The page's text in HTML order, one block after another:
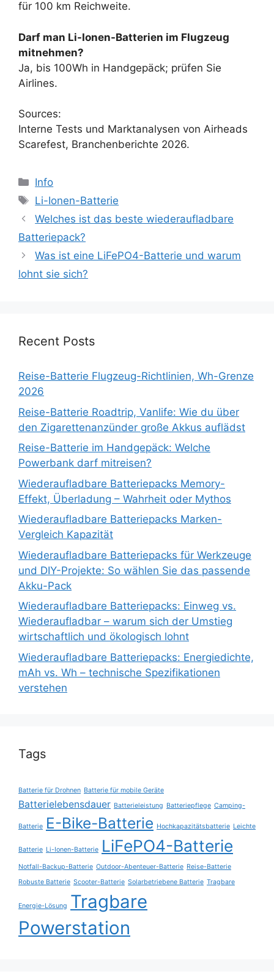
für 100 km Reichweite.
Darf man Li-Ionen-Batterien im Flugzeug
mitnehmen?
Ja, bis 100Wh in Handgepäck; prüfen Sie
Airlines.
Sources:
Interne Tests und Marktanalysen von Airheads
Scarefest, Branchenberichte 2026.
Categories
Info
Tags
Li-Ionen-Batterie
Welches ist das beste wiederaufladbare
Batteriepack?
Was ist eine LiFePO4-Batterie und warum
lohnt sie sich?
Recent Posts
Reise-Batterie Flugzeug-Richtlinien, Wh-Grenze
2026
Reise-Batterie Roadtrip, Vanlife: Wie du über
den Zigarettenanzünder große Akkus auflädst
Reise-Batterie im Handgepäck: Welche
Powerbank darf mitreisen?
Wiederaufladbare Batteriepacks Memory-
Effekt, Überladung – Wahrheit oder Mythos
Wiederaufladbare Batteriepacks Marken-
Vergleich Kapazität
Wiederaufladbare Batteriepacks für Werkzeuge
und DIY-Projekte: So wählen Sie das passende
Akku-Pack
Wiederaufladbare Batteriepacks: Einweg vs.
Wiederaufladbar – warum sich der Umstieg
wirtschaftlich und ökologisch lohnt
Wiederaufladbare Batteriepacks: Energiedichte,
mAh vs. Wh – technische Spezifikationen
verstehen
Tags
Batterie für Drohnen Batterie für mobile Geräte
Batterielebensdauer Batterieleistung Batteriepflege Camping-
Batterie E-Bike-Batterie Hochkapazitätsbatterie Leichte
Batterie Li-Ionen-Batterie LiFePO4-Batterie
Notfall-Backup-Batterie Outdoor-Abenteuer-Batterie Reise-Batterie
Robuste Batterie Scooter-Batterie Solarbetriebene Batterie Tragbare
Energie-Lösung Tragbare
Powerstation